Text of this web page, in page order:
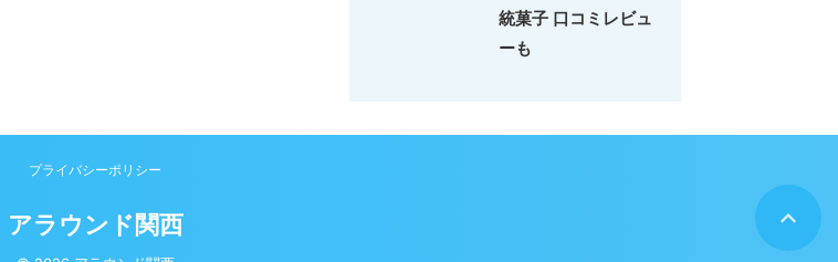
統菓子 口コミレビュ
ーも
プライバシーポリシー
アラウンド関西